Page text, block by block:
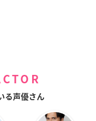
る声優さん